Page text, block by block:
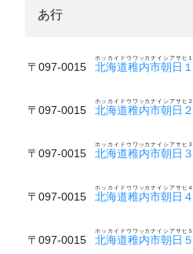
あ行
〒097-0015 北海道稚内市朝日１
ホッカイドウワッカナイシアサヒ１
〒097-0015 北海道稚内市朝日２
ホッカイドウワッカナイシアサヒ２
〒097-0015 北海道稚内市朝日３
ホッカイドウワッカナイシアサヒ３
〒097-0015 北海道稚内市朝日４
ホッカイドウワッカナイシアサヒ４
〒097-0015 北海道稚内市朝日５
ホッカイドウワッカナイシアサヒ５